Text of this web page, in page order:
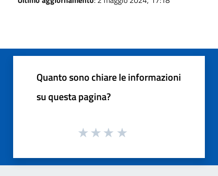
Quanto sono chiare le informazioni
su questa pagina?